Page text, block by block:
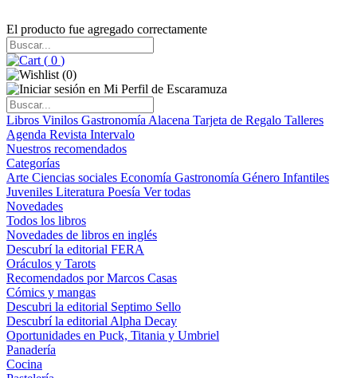
El producto fue agregado correctamente
( 0 )
(0)
Libros Vinilos Gastronomía Alacena Tarjeta de Regalo Talleres
Agenda Revista Intervalo
Nuestros recomendados
Categorías
Arte Ciencias sociales Economía Gastronomía Género Infantiles
Juveniles Literatura Poesía Ver todas
Novedades
Todos los libros
Novedades de libros en inglés
Descubrí la editorial FERA
Oráculos y Tarots
Recomendados por Marcos Casas
Cómics y mangas
Descubri la editorial Septimo Sello
Descubrí la editorial Alpha Decay
Oportunidades en Puck, Titania y Umbriel
Panadería
Cocina